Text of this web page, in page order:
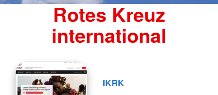
Rotes Kreuz
international
IKRK